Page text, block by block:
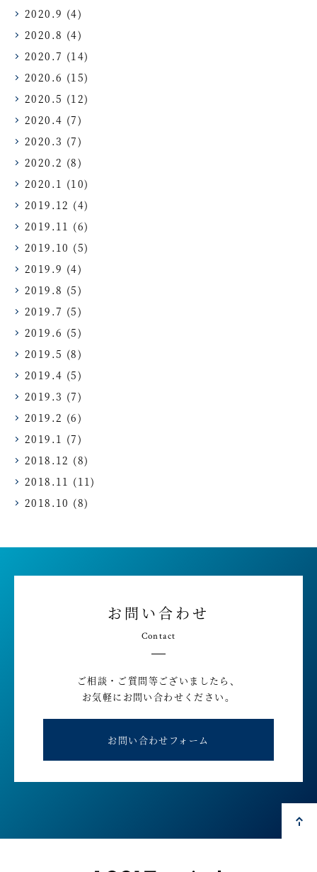
2020.9 (4)
2020.8 (4)
2020.7 (14)
2020.6 (15)
2020.5 (12)
2020.4 (7)
2020.3 (7)
2020.2 (8)
2020.1 (10)
2019.12 (4)
2019.11 (6)
2019.10 (5)
2019.9 (4)
2019.8 (5)
2019.7 (5)
2019.6 (5)
2019.5 (8)
2019.4 (5)
2019.3 (7)
2019.2 (6)
2019.1 (7)
2018.12 (8)
2018.11 (11)
2018.10 (8)
お問い合わせ
Contact
ご相談・ご質問等ございましたら、
お気軽にお問い合わせください。
お問い合わせフォーム